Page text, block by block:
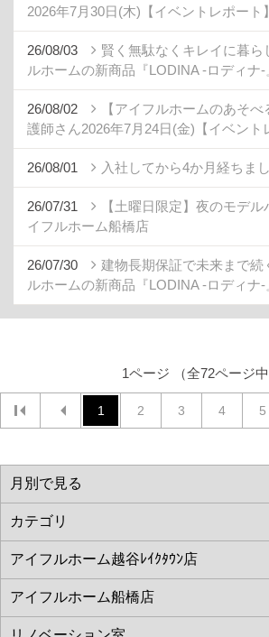
2026年7月30日(木)【イベントレポート】
26/08/03
賢く無駄なくキレイに暮ら
ルホームの新商品『LODINA -ロディナ-
26/08/02
【アイフルホームのあそ
護師さん2026年7月24日(金)【イベント
26/08/01 入社してから4か月経ちま
26/07/31
【土曜日限定】夜のモデ
イフルホーム船橋店
26/07/30
建物長期保証で未来まで続
ルホームの新商品『LODINA -ロディナ-
1ページ （全72ページ中
1 2 3 4 5